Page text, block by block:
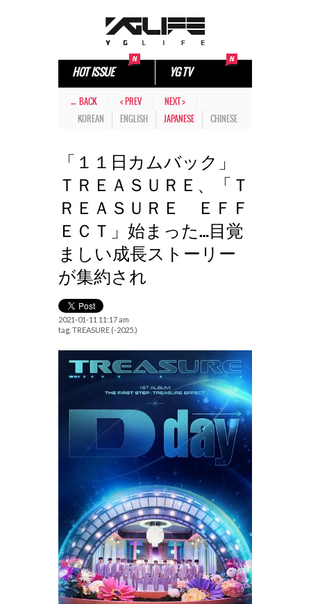
HOT ISSUE YG TV
← BACK < PREV
NEXT >
KOREAN
ENGLISH JAPANESE CHINESE
「１１日カムバック」
ＴＲＥＡＳＵＲＥ、「Ｔ
ＲＥＡＳＵＲＥ ＥＦＦ
ＥＣＴ」始まった…目覚
ましい成長ストーリー
が集約され
2021-01-11 11:17 am
tag. TREASURE (-2025.)